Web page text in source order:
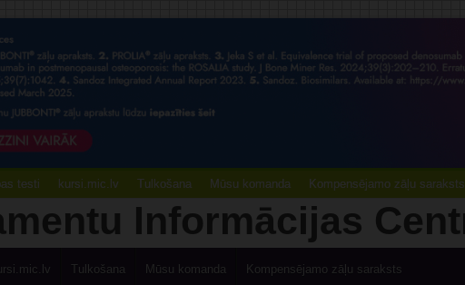
testi kursi.mic.lv Tulkošana Mūsu komanda Kompensējamo zāļu saraksts
Tulkošana Mūsu komanda Kompensējamo zāļu saraksts